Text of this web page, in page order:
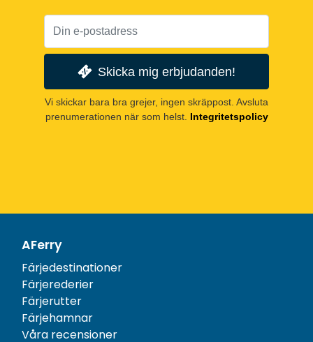
Skicka mig erbjudanden!
Vi skickar bara bra grejer, ingen skräppost. Avsluta
prenumerationen när som helst. Integritetspolicy
AFerry
Färjedestinationer
Färjerederier
Färjerutter
Färjehamnar
Våra recensioner